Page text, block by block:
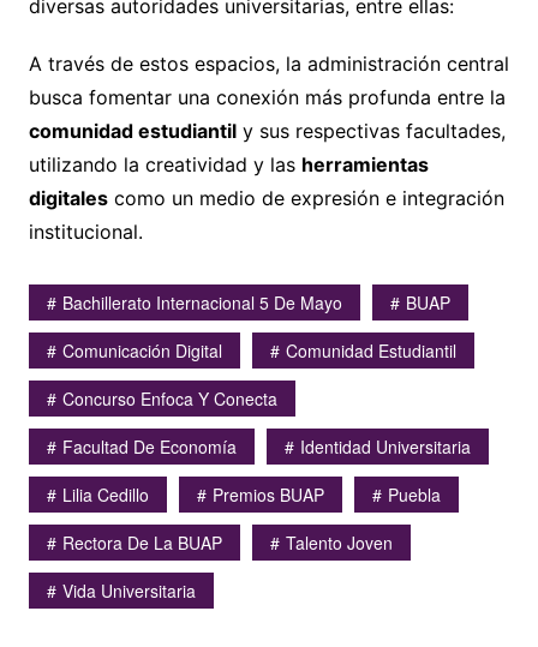
diversas autoridades universitarias, entre ellas:
A través de estos espacios, la administración central
busca fomentar una conexión más profunda entre la
comunidad estudiantily sus respectivas facultades,
utilizando la creatividad y las herramientas
digitalescomo un medio de expresión e integración
institucional.
Bachillerato Internacional 5 De Mayo
BUAP
Comunicación Digital
Comunidad Estudiantil
Concurso Enfoca Y Conecta
Facultad De Economía
Identidad Universitaria
Lilia Cedillo
Premios BUAP
Puebla
Rectora De La BUAP
Talento Joven
Vida Universitaria